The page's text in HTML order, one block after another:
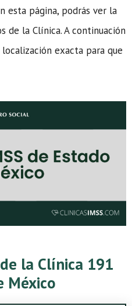
esta página, podrás ver la
de la Clínica. A continuación
exacta para que
la Clínica 191
México